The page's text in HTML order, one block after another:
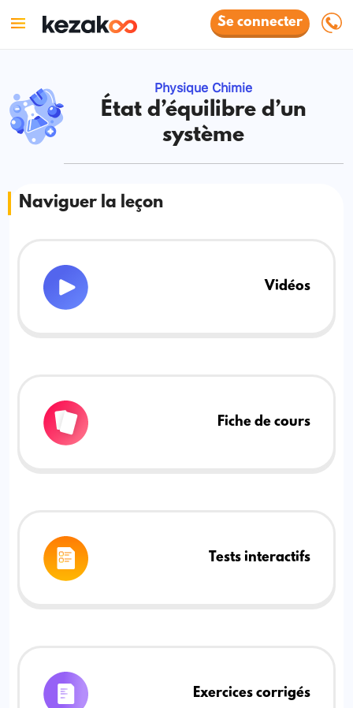
Se connecter
Physique Chimie
État d’équilibre d’un
système
Naviguer la leçon
Vidéos
Fiche de cours
Tests interactifs
Exercices corrigés